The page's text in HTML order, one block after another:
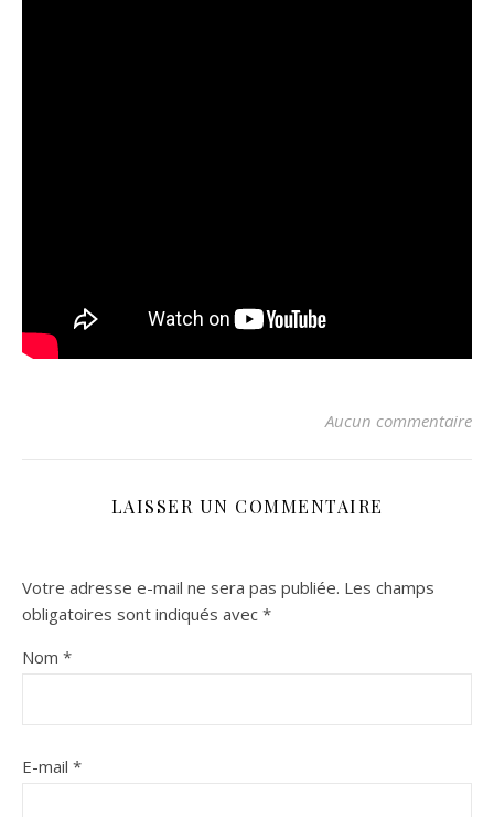
Aucun commentaire
LAISSER UN COMMENTAIRE
Votre adresse e-mail ne sera pas publiée. Les champs
obligatoires sont indiqués avec *
Nom *
E-mail *